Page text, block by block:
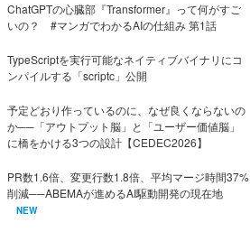
ChatGPTの心臓部『Transformer』って何がすご
いの？ #マンガでわかるAIの仕組み 第1話
TypeScriptを実行可能なネイティブバイナリにコ
ンパイルする「scriptc」公開
予定どおり作っているのに、なぜ良くならないの
か──「アウトプット脳」と「ユーザー価値脳」
に橋をかける3つの設計【CEDEC2026】
PR数1.6倍、変更行数1.8倍、平均マージ時間37%
削減──ABEMAが進めるAI駆動開発の現在地
NEW